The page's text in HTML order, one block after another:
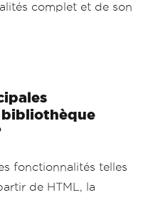
complet et de son
fonctionnalités telles
de HTML, la